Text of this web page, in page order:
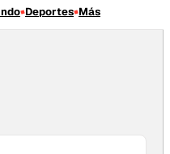
Deportes Más